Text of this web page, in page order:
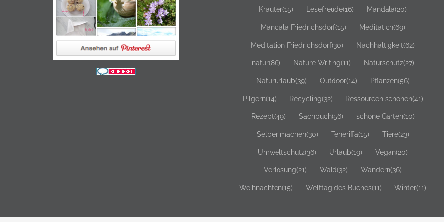
Kräuter(15) Lesefreude(16) Mandala(20)
Mandala Friedrichsdorf(15) Meditation(69)
Meditation Friedrichsdorf(30) Nachhaltigkeit(62)
natur(86) Nature Writing(11) Naturschutz(27)
Natururlaub(39) Outdoor(14) Pflanzen(56)
Pilgern(14) Recycling(32) Ressourcen schonen(41)
Rezept(49) Sachbuch(56) schöne Gärten(10)
Selber machen(30) Teneriffa(15) Tiere(23)
Umweltschutz(36) Urlaub(19) Vegan(20)
Verlosung(21) Wald(32) Wandern(36)
Weihnachten(15) Welttag des Buches(11) Winter(11)